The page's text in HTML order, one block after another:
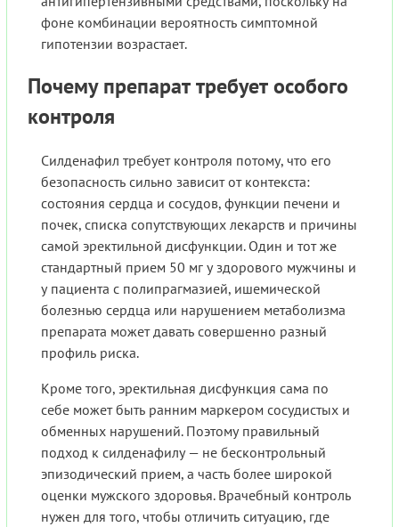
фоне комбинации вероятность симптомной
гипотензии возрастает.
Почему препарат требует особого
контроля
Силденафил требует контроля потому, что его
безопасность сильно зависит от контекста:
состояния сердца и сосудов, функции печени и
почек, списка сопутствующих лекарств и причины
самой эректильной дисфункции. Один и тот же
стандартный прием 50 мг у здорового мужчины и
у пациента с полипрагмазией, ишемической
болезнью сердца или нарушением метаболизма
препарата может давать совершенно разный
профиль риска.
Кроме того, эректильная дисфункция сама по
себе может быть ранним маркером сосудистых и
обменных нарушений. Поэтому правильный
подход к силденафилу — не бесконтрольный
эпизодический прием, а часть более широкой
оценки мужского здоровья. Врачебный контроль
нужен для того, чтобы отличить ситуацию, где